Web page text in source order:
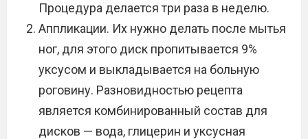
Процедура делается три раза в неделю.
Аппликации. Их нужно делать после мытья
ног, для этого диск пропитывается 9%
уксусом и выкладывается на больную
роговину. Разновидностью рецепта
является комбинированный состав для
дисков — вода, глицерин и уксусная